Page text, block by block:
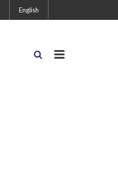
English